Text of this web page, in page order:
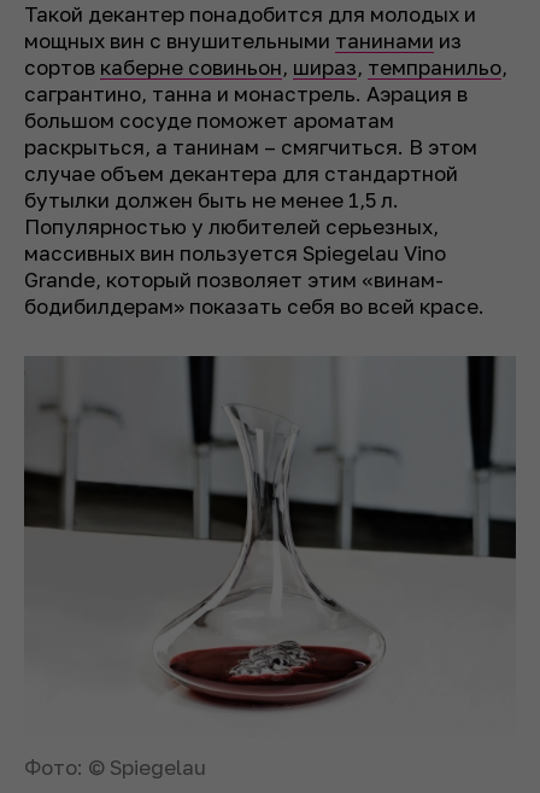
Такой декантер понадобится для молодых и
мощных вин с внушительными танинами из
сортов каберне совиньон, шираз, темпранильо,
сагрантино, танна и монастрель. Аэрация в
большом сосуде поможет ароматам
раскрыться, а танинам – смягчиться. В этом
случае объем декантера для стандартной
бутылки должен быть не менее 1,5 л.
Популярностью у любителей серьезных,
массивных вин пользуется Spiegelau Vino
Grande, который позволяет этим «винам-
бодибилдерам» показать себя во всей красе.
Фото: © Spiegelau